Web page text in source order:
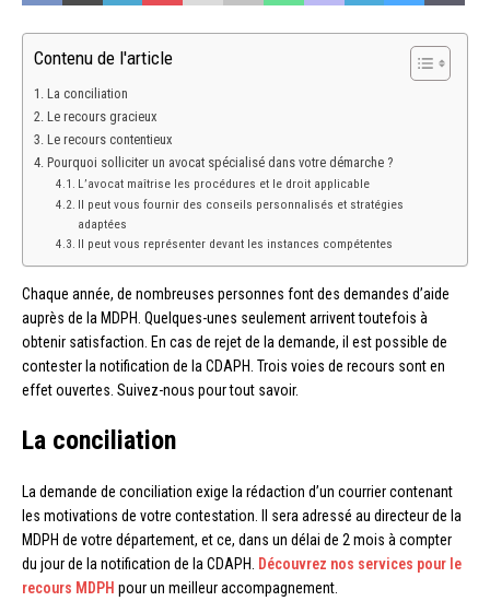
Contenu de l'article
La conciliation
Le recours gracieux
Le recours contentieux
Pourquoi solliciter un avocat spécialisé dans votre démarche ?
L’avocat maîtrise les procédures et le droit applicable
Il peut vous fournir des conseils personnalisés et stratégies
adaptées
Il peut vous représenter devant les instances compétentes
Chaque année, de nombreuses personnes font des demandes d’aide
auprès de la MDPH. Quelques-unes seulement arrivent toutefois à
obtenir satisfaction. En cas de rejet de la demande, il est possible de
contester la notification de la CDAPH. Trois voies de recours sont en
effet ouvertes. Suivez-nous pour tout savoir.
La conciliation
La demande de conciliation exige la rédaction d’un courrier contenant
les motivations de votre contestation. Il sera adressé au directeur de la
MDPH de votre département, et ce, dans un délai de 2 mois à compter
du jour de la notification de la CDAPH. Découvrez nos services pour le
recours MDPH pour un meilleur accompagnement.